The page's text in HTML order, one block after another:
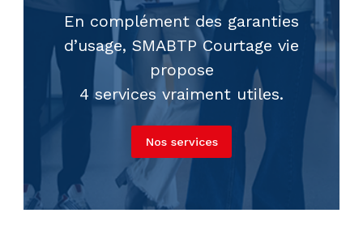
En complément des garanties
d’usage, SMABTP Courtage vie
propose
4 services vraiment utiles.
Nos services